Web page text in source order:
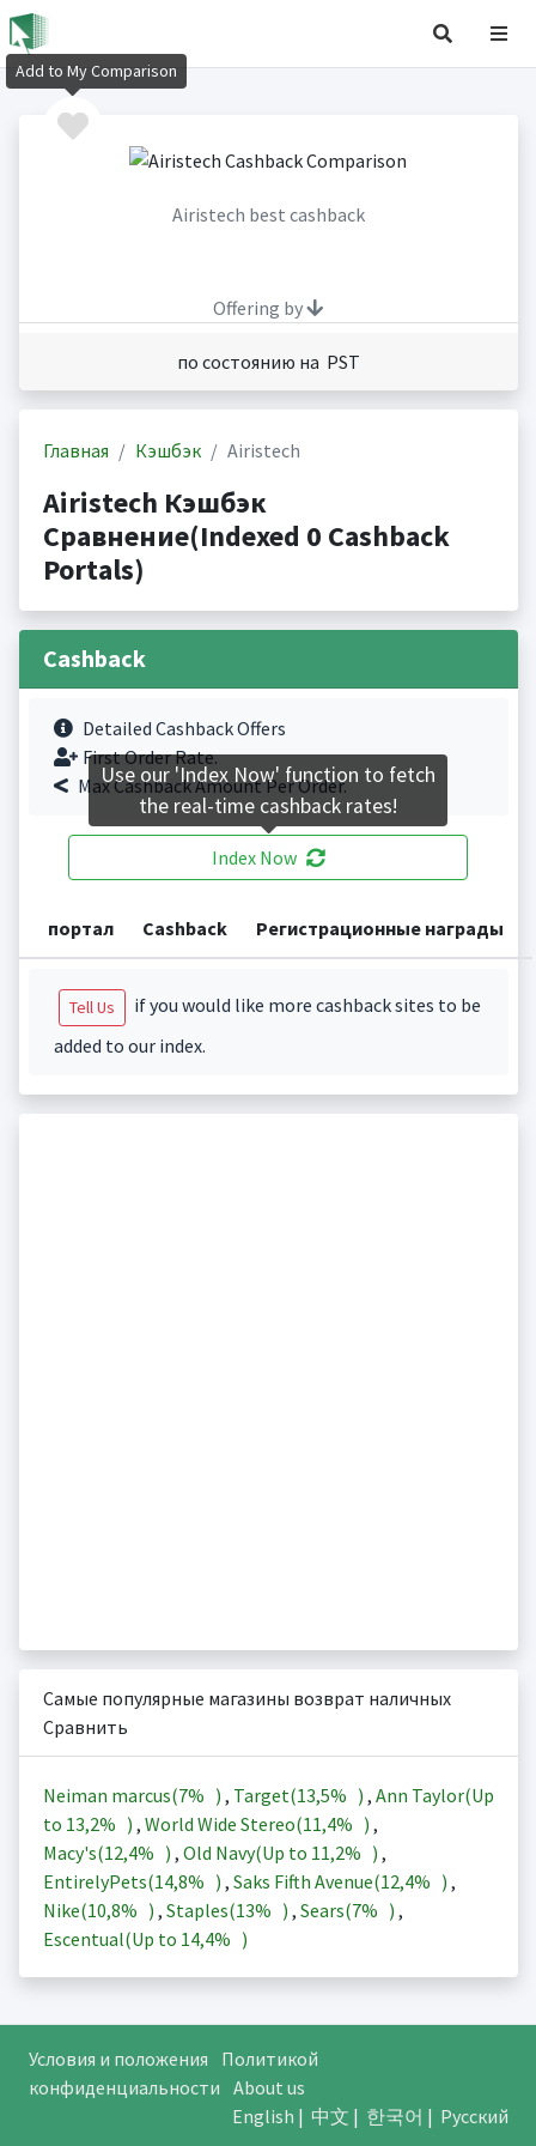
Airistech best cashback
Offering by
по состоянию на PST
Главная Кэшбэк Airistech
Airistech Кэшбэк
Сравнение(Indexed 0 Cashback
Portals)
Cashback
Detailed Cashback Offers
First Order Rate.
Max Cashback Amount Per Order.
Index Now
портал Cashback Регистрационные награды
Tell Us
if you would like more cashback sites to be
added to our index.
Самые популярные магазины возврат наличных
Сравнить
Neiman marcus(7% ) , Target(13,5% ) , Ann Taylor(Up
to 13,2% ) , World Wide Stereo(11,4% ) ,
Macy's(12,4% ) , Old Navy(Up to 11,2% ) ,
EntirelyPets(14,8% ) , Saks Fifth Avenue(12,4% ) ,
Nike(10,8% ) , Staples(13% ) , Sears(7% ) ,
Escentual(Up to 14,4% )
Условия и положения
Политикой
конфиденциальности About us
English | 中文 | 한국어 | Русский
Add to My Comparison
Use our 'Index Now' function to fetch
the real-time cashback rates!